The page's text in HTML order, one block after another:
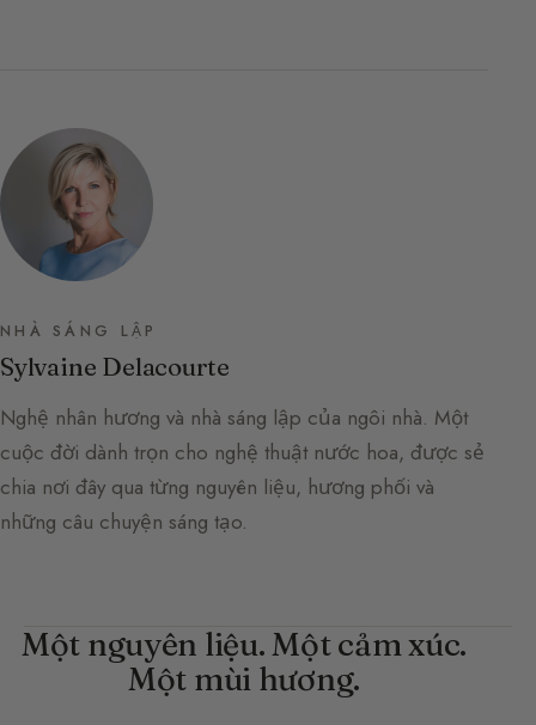
NHÀ SÁNG LẬP
Sylvaine Delacourte
Nghệ nhân hương và nhà sáng lập của ngôi nhà. Một
cuộc đời dành trọn cho nghệ thuật nước hoa, được sẻ
chia nơi đây qua từng nguyên liệu, hương phối và
những câu chuyện sáng tạo.
Một nguyên liệu. Một cảm xúc.
Một mùi hương.